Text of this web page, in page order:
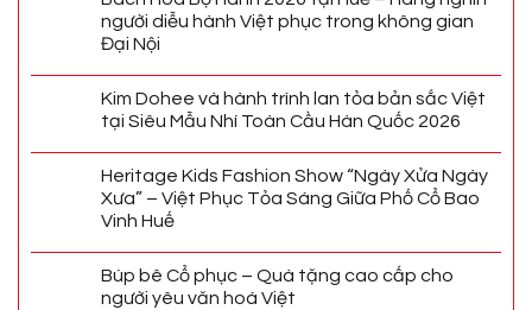
người diễu hành Việt phục trong không gian
Đại Nội
Kim Dohee và hành trình lan tỏa bản sắc Việt
tại Siêu Mẫu Nhí Toàn Cầu Hàn Quốc 2026
Heritage Kids Fashion Show “Ngày Xửa Ngày
Xưa” – Việt Phục Tỏa Sáng Giữa Phố Cổ Bao
Vinh Huế
Búp bê Cổ phục – Quà tặng cao cấp cho
người yêu văn hoá Việt